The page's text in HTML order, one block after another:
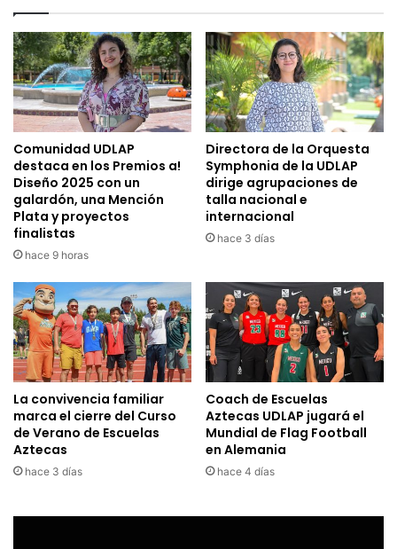
Comunidad UDLAP
destaca en los Premios a!
Diseño 2025 con un
galardón, una Mención
Plata y proyectos
finalistas
hace 9 horas
Directora de la Orquesta
Symphonia de la UDLAP
dirige agrupaciones de
talla nacional e
internacional
hace 3 días
La convivencia familiar
marca el cierre del Curso
de Verano de Escuelas
Aztecas
hace 3 días
Coach de Escuelas
Aztecas UDLAP jugará el
Mundial de Flag Football
en Alemania
hace 4 días